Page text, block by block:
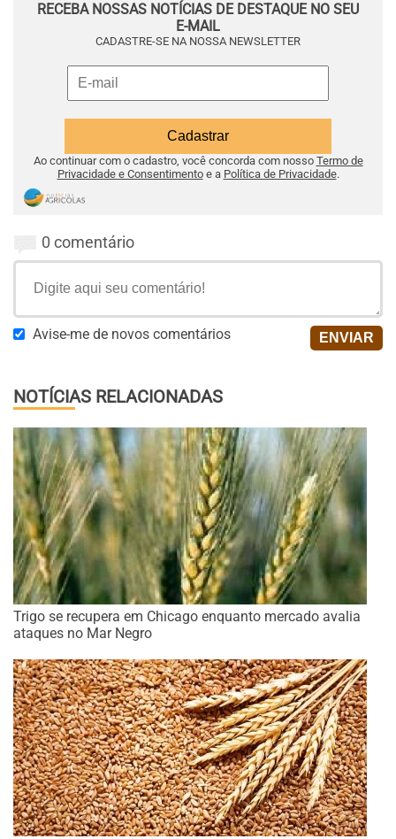
RECEBA NOSSAS NOTÍCIAS DE DESTAQUE NO SEU
E-MAIL
CADASTRE-SE NA NOSSA NEWSLETTER
Ao continuar com o cadastro, você concorda com nosso Termo de
Privacidade e Consentimentoe a Política de Privacidade.
0 comentário
Avise-me de novos comentários
NOTÍCIAS RELACIONADAS
Trigo se recupera em Chicago enquanto mercado avalia
ataques no Mar Negro